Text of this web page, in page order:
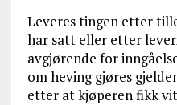
Leveres tingen etter
har satt eller etter
avgjørende for
om heving gjøres
etter at kjøperen fikk